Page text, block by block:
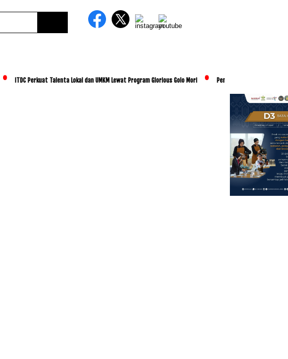
ITDC Perkuat Talenta Lokal dan UMKM Lewat Program Glorious Golo Mori Pemkab Lombok Tengah